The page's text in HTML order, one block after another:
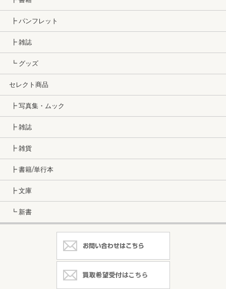
┣ パンフレット
┣ 雑誌
┗ グッズ
セレクト商品
┣ 写真集・ムック
┣ 雑誌
┣ 雑貨
┣ 書籍/単行本
┣ 文庫
┗ 新書